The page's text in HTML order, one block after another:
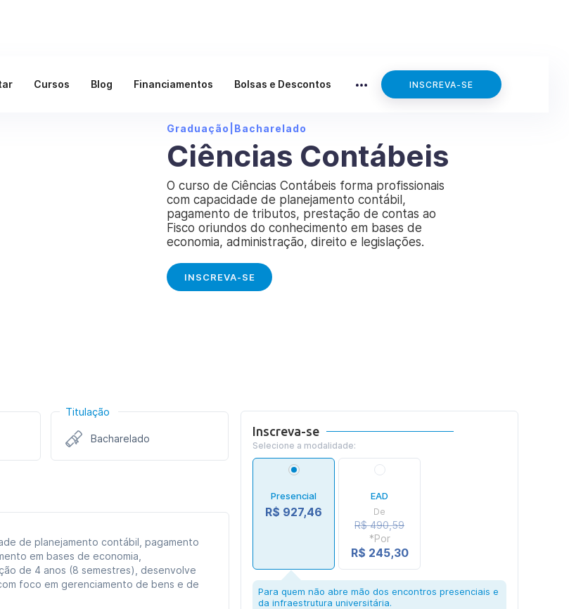
Cursos Blog Financiamentos Bolsas e Descontos INSCREVA-SE
Graduação Bacharelado
Ciências Contábeis
O curso de Ciências Contábeis forma profissionais
com capacidade de planejamento contábil,
pagamento de tributos, prestação de contas ao
Fisco oriundos do conhecimento em bases de
economia, administração, direito e legislações.
INSCREVA-SE
Titulação
Bacharelado
de planejamento contábil, pagamento
em bases de economia,
de 4 anos (8 semestres), desenvolve
foco em gerenciamento de bens e de
Inscreva-se
Selecione a modalidade:
Presencial
R$ 927,46
EAD
De
R$ 490,59
*Por
R$ 245,30
Para quem não abre mão dos encontros presenciais e
da infraestrutura universitária.